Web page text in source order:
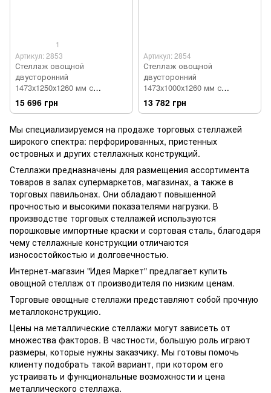
1
Артикул: 2853
Стеллаж овощной
двусторонний
1473х1250х1260 мм с
барьерами / RAL 9016 (Білий),
Белый, Белый
15 696 грн
Артикул: 2854
Стеллаж овощной
двусторонний
1473х1000х1260 мм с
барьерами / RAL 9016
(Белый), Белый, Белый
13 782 грн
Мы специализируемся на продаже торговых стеллажей
широкого спектра: перфорированных, пристенных
островных и других стеллажных конструкций.
Стеллажи предназначены для размещения ассортимента
товаров в залах супермаркетов, магазинах, а также в
торговых павильонах. Они обладают повышенной
прочностью и высокими показателями нагрузки. В
производстве торговых стеллажей используются
порошковые импортные краски и сортовая сталь, благодаря
чему стеллажные конструкции отличаются
износостойкостью и долговечностью.
Интернет-магазин "Идея Маркет" предлагает купить
овощной стеллаж от производителя по низким ценам.
Торговые овощные стеллажи представляют собой прочную
металлоконструкцию.
Цены на металлические стеллажи могут зависеть от
множества факторов. В частности, большую роль играют
размеры, которые нужны заказчику. Мы готовы помочь
клиенту подобрать такой вариант, при котором его
устраивать и функциональные возможности и цена
металлического стеллажа.